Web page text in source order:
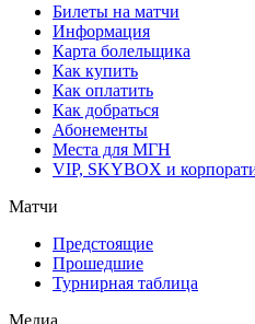
Билеты на матчи
Информация
Карта болельщика
Как купить
Как оплатить
Как добраться
Абонементы
Места для МГН
VIP, SKYBOX и
Матчи
Предстоящие
Прошедшие
Турнирная таблица
Медиа